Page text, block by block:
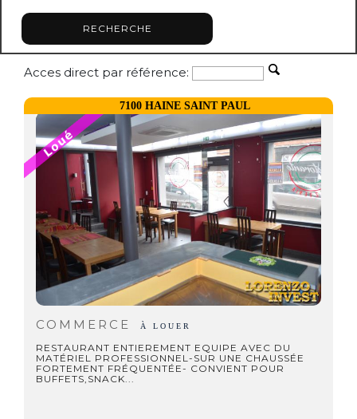
Acces direct par référence:
7100 HAINE SAINT PAUL
COMMERCE À LOUER
RESTAURANT ENTIEREMENT EQUIPE AVEC DU
MATÉRIEL PROFESSIONNEL-SUR UNE CHAUSSÉE
FORTEMENT FRÉQUENTÉE- CONVIENT POUR
BUFFETS,SNACK...